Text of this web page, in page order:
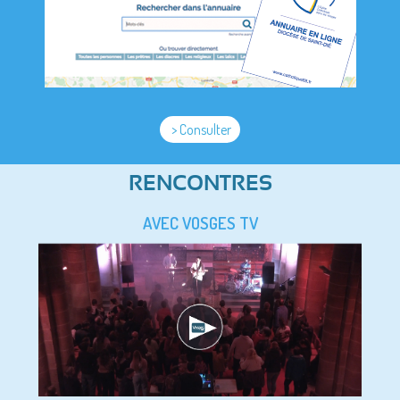
> Consulter
RENCONTRES
AVEC VOSGES TV